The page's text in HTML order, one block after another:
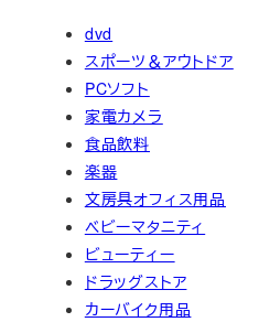
dvd
スポーツ＆アウトドア
PCソフト
家電カメラ
食品飲料
楽器
文房具オフィス用品
ベビーマタニティ
ビューティー
ドラッグストア
カーバイク用品